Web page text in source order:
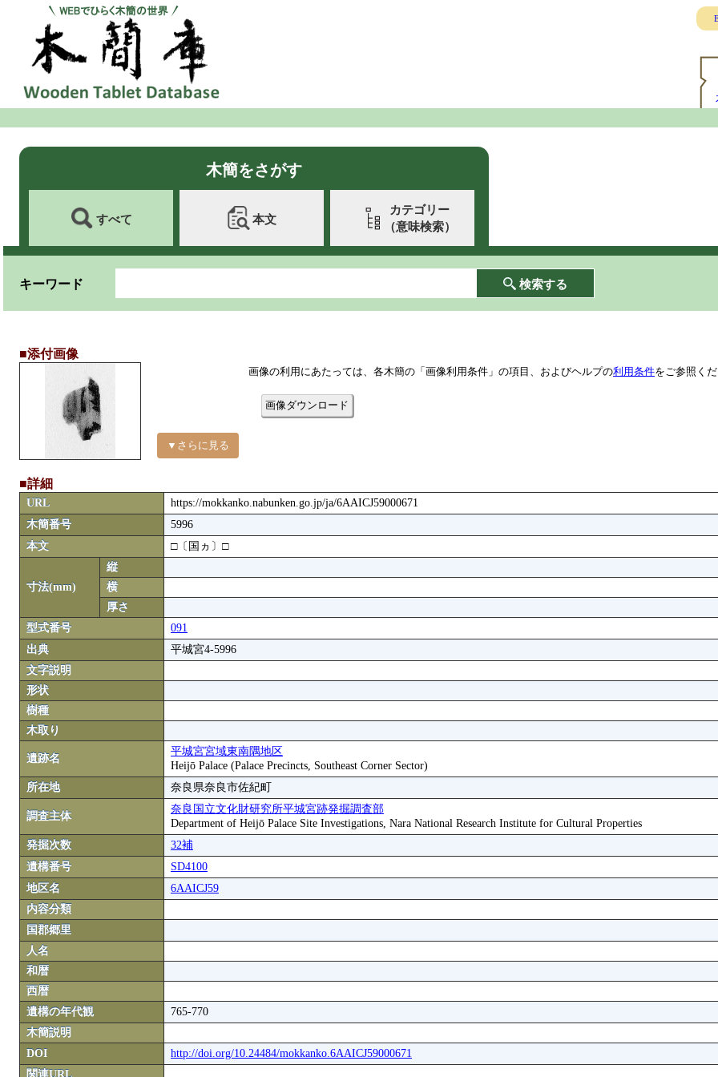
木簡をさがす
すべて 本文
カテゴリー
（意味検索）
キーワード 検索する
■添付画像
▼さらに見る
画像の利用にあたっては、各木簡の「画像利用条件」の項目、およびヘルプの利用条件をご参照く
画像ダウンロード
■詳細
URL
https://mokkanko.nabunken.go.jp/ja/6AAICJ59000671
木簡番号
5996
本文
□〔国ヵ〕□
寸法(mm)
縦
横
厚さ
型式番号
091
出典
平城宮4-5996
文字説明
形状
樹種
木取り
遺跡名
平城宮宮域東南隅地区
Heijō Palace (Palace Precincts, Southeast Corner Sector)
所在地
奈良県奈良市佐紀町
調査主体
奈良国立文化財研究所平城宮跡発掘調査部
Department of Heijō Palace Site Investigations, Nara National Research Institute for Cultural Properties
発掘次数
32補
遺構番号
SD4100
地区名
6AAICJ59
内容分類
国郡郷里
人名
和暦
西暦
遺構の年代観
765-770
木簡説明
DOI
http://doi.org/10.24484/mokkanko.6AAICJ59000671
関連URL